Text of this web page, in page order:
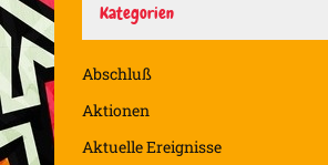
Kategorien
Abschluß
Aktionen
Aktuelle Ereignisse